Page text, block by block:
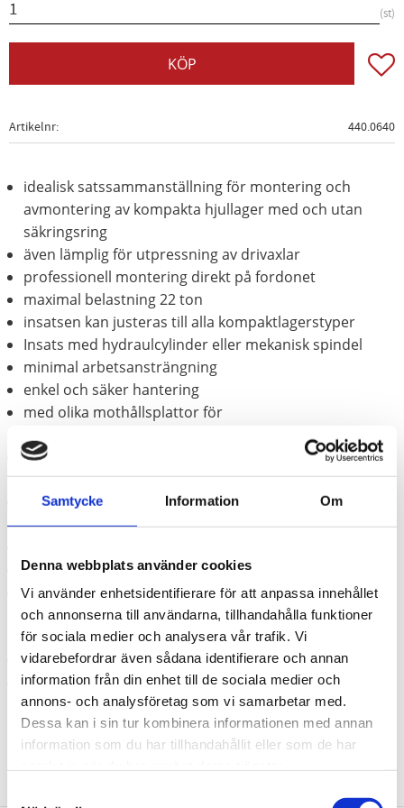
Samtycke Information Om
Denna webbplats använder cookies
Vi använder enhetsidentifierare för att anpassa innehållet
och annonserna till användarna, tillhandahålla funktioner
för sociala medier och analysera vår trafik. Vi
vidarebefordrar även sådana identifierare och annan
information från din enhet till de sociala medier och
annons- och analysföretag som vi samarbetar med.
Dessa kan i sin tur kombinera informationen med annan
information som du har tillhandahållit eller som de har
st
KÖP
Artikelnr 440.0640
idealisk satssammanställning för montering och
avmontering av kompakta hjullager med och utan
säkringsring
även lämplig för utpressning av drivaxlar
professionell montering direkt på fordonet
maximal belastning 22 ton
insatsen kan justeras till alla kompaktlagerstyper
Insats med hydraulcylinder eller mekanisk spindel
minimal arbetsansträngning
enkel och säker hantering
med olika mothållsplattor för
inklusive konisk skiva för avmontering av kompakta
hjullager i alla storlekar
idealisk även för utpressning av rostiga eller limmade
drivaxlar
för hålcirkeldiameter upp till 120 mm
Optimal för demontage av hjulnavet med
hydraulikcylinder eller adapter (440.0119) och
slaghammare (440.0080)
Inga skador på drivaxeln eller andra komponenter
Speciellt-verktygsstål